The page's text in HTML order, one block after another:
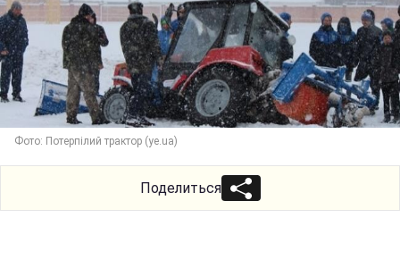
Фото: Потерпілий трактор (ye.ua)
Поделиться